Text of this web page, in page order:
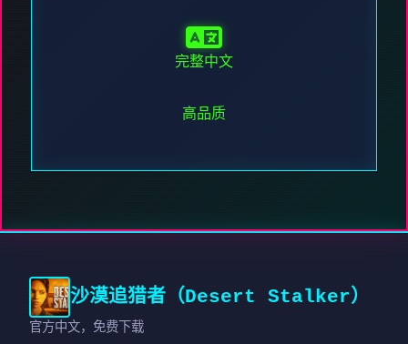
完整中文
高品质
沙漠追猎者（Desert Stalker）
官方中文，免费下载